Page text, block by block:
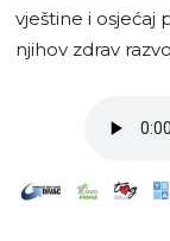
vještine i osjećaj
njihov zdrav